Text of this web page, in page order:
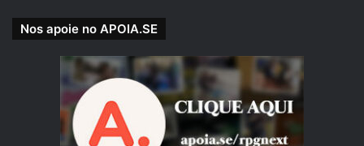
Nos apoie no APOIA.SE